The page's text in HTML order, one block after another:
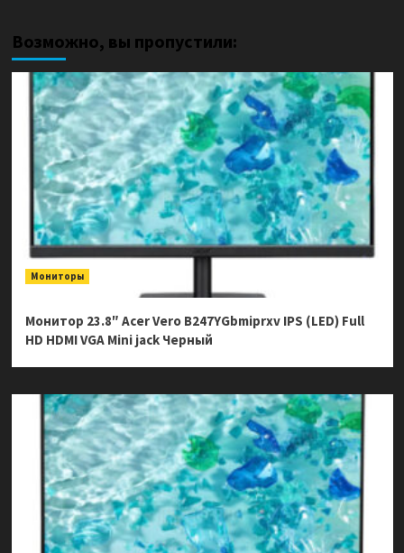
Возможно, вы пропустили:
Мониторы
Монитор 23.8″ Acer Vero B247YGbmiprxv IPS (LED) Full
HD HDMI VGA Mini jack Черный